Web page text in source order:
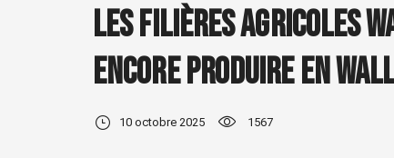
Les filières agricoles
encore produire en
10 octobre 2025 1567